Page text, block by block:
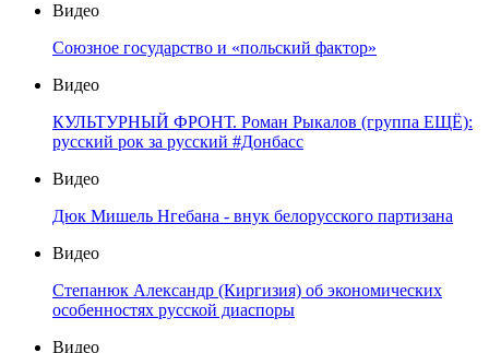
Видео
Союзное государство и «польский фактор»
Видео
КУЛЬТУРНЫЙ ФРОНТ. Роман Рыкалов (группа ЕЩЁ):
русский рок за русский #Донбасс
Видео
Дюк Мишель Нгебана - внук белорусского партизана
Видео
Степанюк Александр (Киргизия) об экономических
особенностях русской диаспоры
Видео